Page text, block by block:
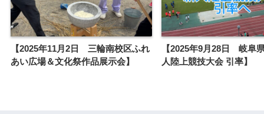
【2025年11月2日 三輪南校区ふれ
あい広場＆文化祭作品展示会】
【2025年9月28日 岐阜
人陸上競技大会 引率】